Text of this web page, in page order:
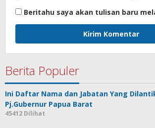
Beritahu saya akan tulisan baru
Berita Populer
Ini Daftar Nama dan Jabatan Yang
Pj.Gubernur Papua Barat
45412 Dilihat